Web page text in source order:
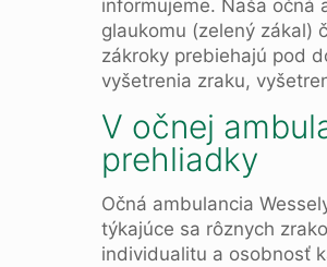
informujeme. Naša očná
glaukomu (zelený zákal)
zákroky prebiehajú pod
vyšetrenia zraku,
V očnej
prehliadky
Očná ambulancia
týkajúce sa rôznych
individualitu a osobnosť